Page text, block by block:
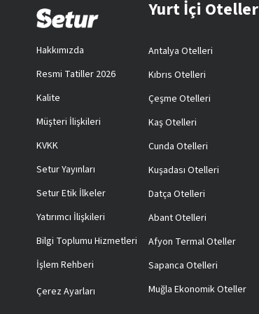
Hakkımızda
Resmi Tatiller 2026
Kalite
Müşteri İlişkileri
KVKK
Setur Yayınları
Setur Etik İlkeler
Yatırımcı İlişkileri
Bilgi Toplumu Hizmetleri
İşlem Rehberi
Çerez Ayarları
Yurt İçi Oteller
Antalya Otelleri
Kıbrıs Otelleri
Çeşme Otelleri
Kaş Otelleri
Cunda Otelleri
Kuşadası Otelleri
Datça Otelleri
Abant Otelleri
Afyon Termal Oteller
Sapanca Otelleri
Muğla Ekonomik Oteller